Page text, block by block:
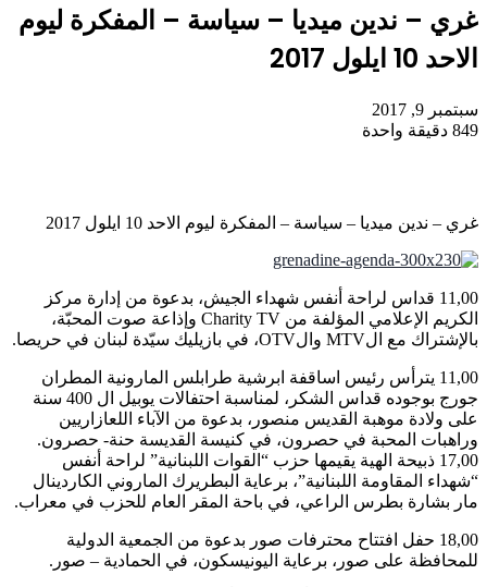
غري – ندين ميديا – سياسة – المفكرة ليوم
الاحد 10 ايلول 2017
سبتمبر 9, 2017
849 دقيقة واحدة
غري – ندين ميديا – سياسة – المفكرة ليوم الاحد 10 ايلول 2017
11,00 قداس لراحة أنفس شهداء الجيش، بدعوة من إدارة مركز
الكريم الإعلامي المؤلفة من Charity TV وإذاعة صوت المحبّة،
بالإشتراك مع الMTV والOTV، في بازيليك سيّدة لبنان في حريصا.
11,00 يترأس رئيس اساقفة ابرشية طرابلس المارونية المطران
جورج بوجوده قداس الشكر، لمناسبة احتفالات يوبيل ال 400 سنة
على ولادة موهبة القديس منصور، بدعوة من الآباء اللعازاريين
وراهبات المحبة في حصرون، في كنيسة القديسة حنة- حصرون.
17,00 ذبيحة الهية يقيمها حزب “القوات اللبنانية” لراحة أنفس
“شهداء المقاومة اللبنانية”، برعاية البطريرك الماروني الكاردينال
مار بشارة بطرس الراعي، في باحة المقر العام للحزب في معراب.
18,00 حفل افتتاح محترفات صور بدعوة من الجمعية الدولية
للمحافظة على صور، برعاية اليونيسكون، في الحمادية – صور.